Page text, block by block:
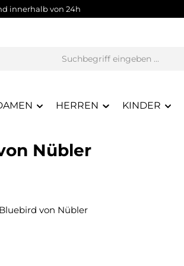
innerhalb von 24h
HERREN KINDER
Nübler